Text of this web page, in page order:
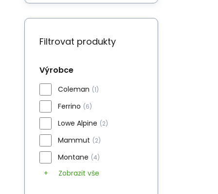
Filtrovat produkty
Výrobce
Coleman (1)
Ferrino (6)
Lowe Alpine (2)
Mammut (2)
Montane (4)
Zobrazit vše